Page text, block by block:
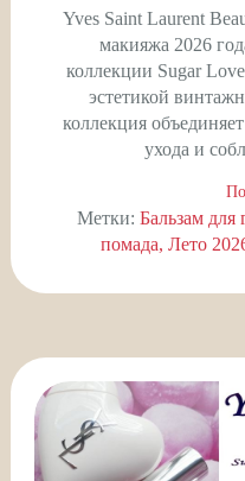
Yves Saint Laurent
макияжа 2026
коллекции Sugar
эстетикой
коллекция
ухода и
Метки:Бальзам для
помада Лето